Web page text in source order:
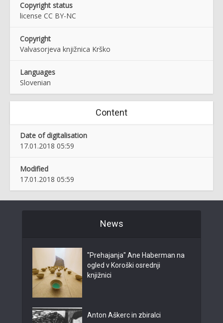
Copyright status
license CC BY-NC
Copyright
Valvasorjeva knjižnica Krško
Languages
Slovenian
Content
Date of digitalisation
17.01.2018 05:59
Modified
17.01.2018 05:59
News
"Prehajanja" Ane Haberman na
ogled v Koroški osrednji
knjižnici
Anton Aškerc in zbiralci